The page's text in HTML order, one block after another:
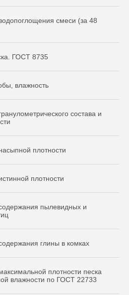
смеси (за 48
ГОСТ 8735
влажность
состава и
плотности
плотности
пылевидных и
глины в комках
плотности песка
влажности по ГОСТ 22733